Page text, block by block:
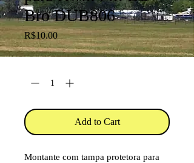
Bro DUB806
R$10.00Price
Add to Cart
Montante com tampa protetora para